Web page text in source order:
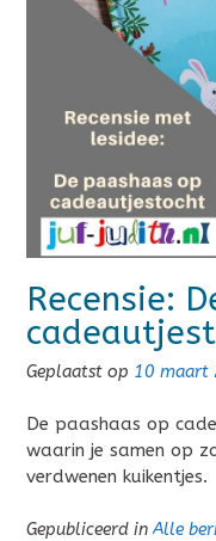
Recensie:
Geplaatst op 10 maart
De paashaas op
waarin je samen op
verdwenen kuikentjes.
Gepubliceerd inAlle